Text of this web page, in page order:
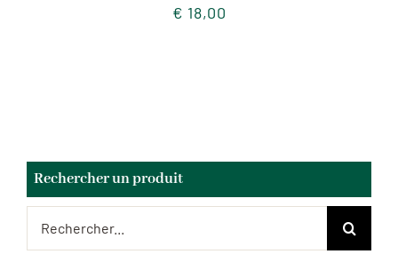
€ 18,00
Rechercher un produit